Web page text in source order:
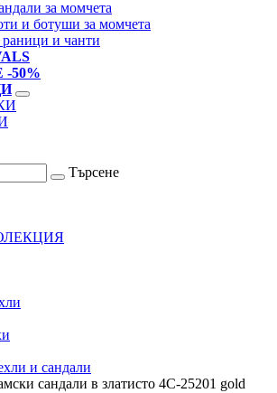
за момчета
и ботуши за момчета
и чанти
-50%
Търсене
и сандали
сандали в златисто 4C-25201 gold